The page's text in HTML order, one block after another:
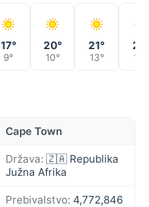
17°
9°
20°
10°
21°
13°
21°
14°
Cape Town
Država: 🇿🇦 Republika
Južna Afrika
Prebivalstvo: 4,772,846